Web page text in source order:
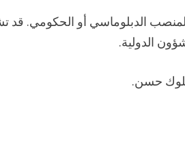
الدبلوماسي أو الحكومي. قد
الدولية.
حسن.